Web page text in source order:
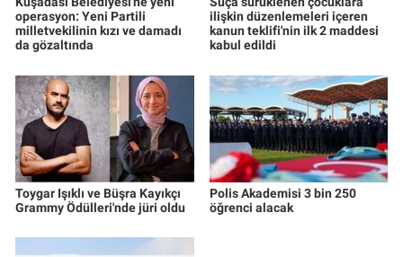
operasyon: Yeni Partili
milletvekilinin kızı ve damadı
da gözaltında
ilişkin düzenlemeleri içeren
kanun teklifi'nin ilk 2 maddesi
kabul edildi
Toygar Işıklı ve Büşra Kayıkçı
Grammy Ödülleri'nde jüri oldu
Polis Akademisi 3 bin 250
öğrenci alacak